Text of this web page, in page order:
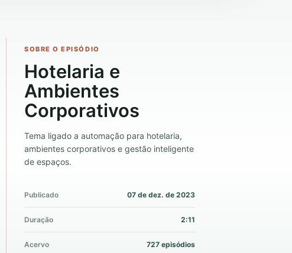
SOBRE O EPISÓDIO
Hotelaria e
Ambientes
Corporativos
Tema ligado a automação para hotelaria,
ambientes corporativos e gestão inteligente
de espaços.
Publicado 07 de dez. de 2023
Duração 2:11
Acervo 727 episódios